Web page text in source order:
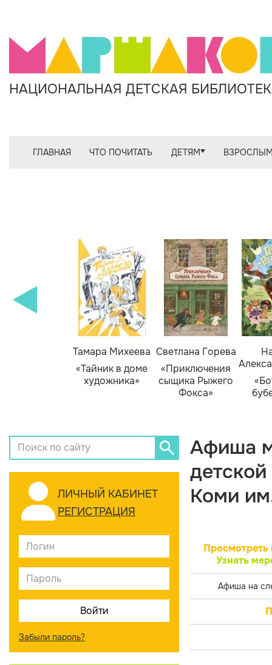
НАЦИОНАЛЬНАЯ ДЕТСКАЯ
ГЛАВНАЯ ЧТО ПОЧИТАТЬ ДЕТЯМ
Тамара Михеева
«Тайник в доме
художника»
Светлана Горева
«Приключения
сыщика Рыжего
Фокса»
ЛИЧНЫЙ КАБИНЕТ
РЕГИСТРАЦИЯ
Забыли пароль?
Афиша
Коми
Просмотреть
Узнать
Афиша на